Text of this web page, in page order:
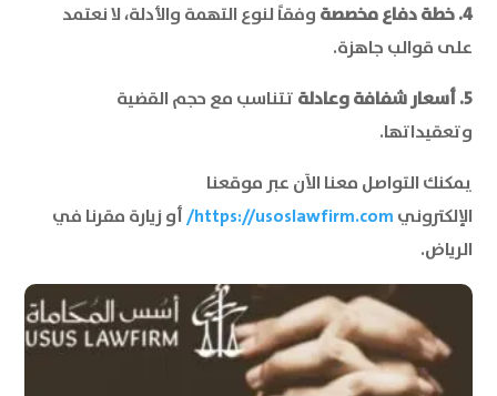
4. خطة دفاع مخصصة
وفقاً لنوع التهمة والأدلة، لا نعتمد
على قوالب جاهزة.
5. أسعار شفافة وعادلة
تتناسب مع حجم القضية
وتعقيداتها.
يمكنك التواصل معنا الآن عبر موقعنا
الإلكتروني https://usoslawfirm.com/ أو زيارة مقرنا في
الرياض.